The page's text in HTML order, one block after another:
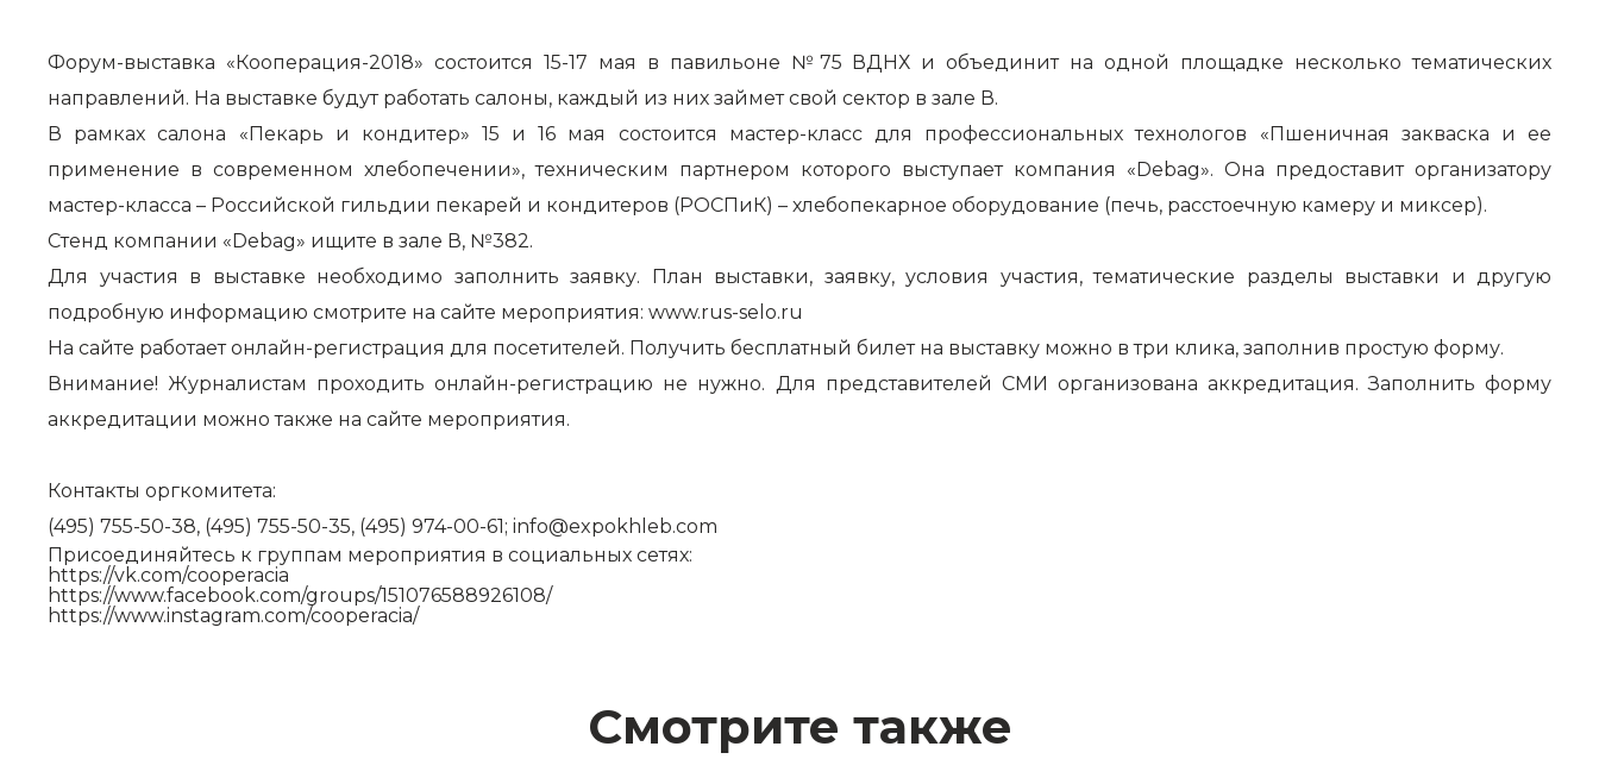
Форум-выставка «Кооперация-2018» состоится 15-17 мая в павильоне №75 ВДНХ и объединит на одной площадке несколько тематических
направлений. На выставке будут работать салоны, каждый из них займет свой сектор в зале В.
В рамках салона «Пекарь и кондитер» 15 и 16 мая состоится мастер-класс для профессиональных технологов «Пшеничная закваска и ее
применение в современном хлебопечении», техническим партнером которого выступает компания «Debag». Она предоставит организатору
мастер-класса – Российской гильдии пекарей и кондитеров (РОСПиК) – хлебопекарное оборудование (печь, расстоечную камеру и миксер).
Стенд компании «Debag» ищите в зале В, №382.
Для участия в выставке необходимо заполнить заявку. План выставки, заявку, условия участия, тематические разделы выставки и другую
подробную информацию смотрите на сайте мероприятия: www.rus-selo.ru
На сайте работает онлайн-регистрация для посетителей. Получить бесплатный билет на выставку можно в три клика, заполнив простую форму.
Внимание! Журналистам проходить онлайн-регистрацию не нужно. Для представителей СМИ организована аккредитация. Заполнить форму
аккредитации можно также на сайте мероприятия.
Контакты оргкомитета:
(495) 755-50-38, (495) 755-50-35, (495) 974-00-61; info@expokhleb.com
Присоединяйтесь к группам мероприятия в социальных сетях:
https://vk.com/cooperacia
https://www.facebook.com/groups/151076588926108/
https://www.instagram.com/cooperacia/
Смотрите также